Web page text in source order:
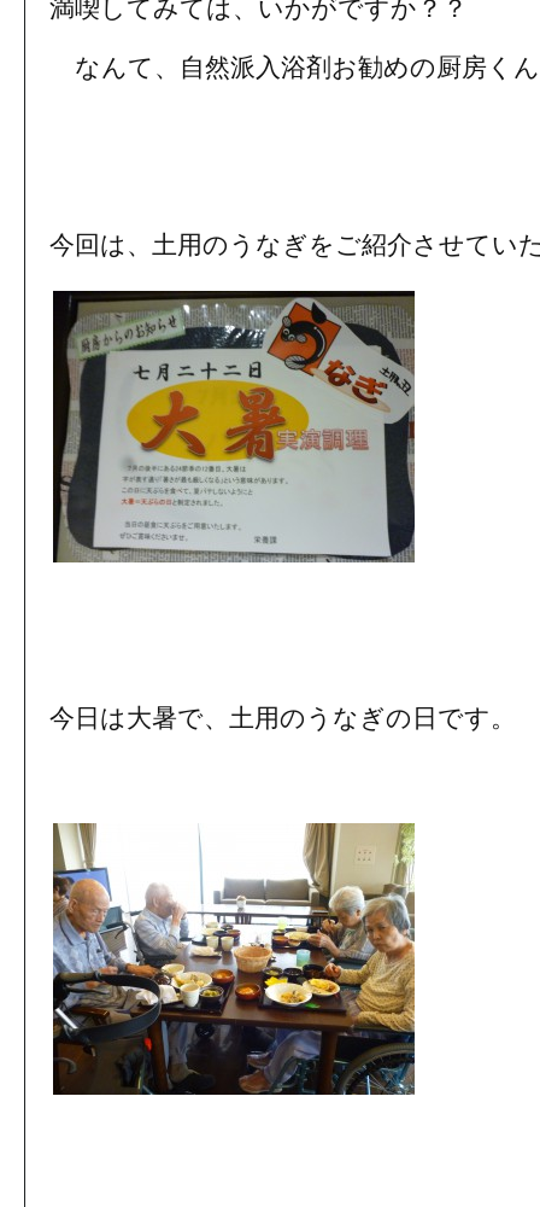
満喫してみては、いかがですか？？
なんて、自然派入浴剤お勧めの厨房く
今回は、土用のうなぎをご紹介させてい
今日は大暑で、土用のうなぎの日です。